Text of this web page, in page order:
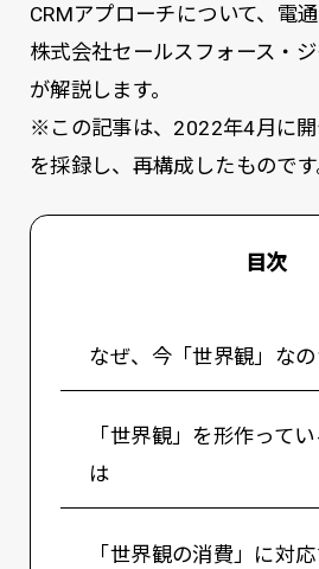
CRMアプローチについて、電
株式会社セールスフォース・
が解説します。
※この記事は、2022年4月に
を採録し、再構成したものです
目次
なぜ、今「世界観」な
「世界観」を形作って
は
「世界観の消費」に対